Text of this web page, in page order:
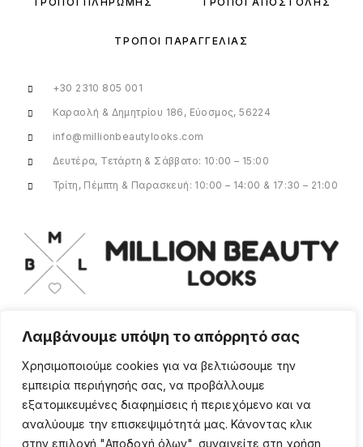
Λαμβάνουμε υπόψη το απόρρητό σας
Χρησιμοποιούμε cookies για να βελτιώσουμε την
εμπειρία περιήγησής σας, να προβάλλουμε
εξατομικευμένες διαφημίσεις ή περιεχόμενο και να
αναλύουμε την επισκεψιμότητά μας. Κάνοντας κλικ
στην επιλογή "Αποδοχή όλων", συναινείτε στη χρήση
ΤΡΌΠΟΙ ΠΑΡΑΓΓΕΛΊΑΣ
+30 2310 805 001
Καραολή & Δημητρίου 186, Εύοσμος, 56224
info@millionbeautylooks.com
Δευτέρα, Τετάρτη & Σάββατο: 10:00 – 15:00
Τρίτη, Πέμπτη & Παρασκευή: 10:00 – 14:00 & 17:30 – 21:00
Για οποιαδήποτε ερώτηση ή πληροφορία,
υποστηρίξει. Θα χαρούμε να σας
βοηθήσουμε.
ΠΕΡΙΣΣΌΤΕΡΑ